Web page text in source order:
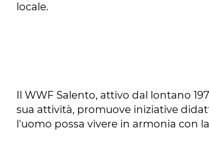
locale.
Il WWF Salento, attivo dal lontano
sua attività, promuove iniziative
l'uomo possa vivere in armonia con